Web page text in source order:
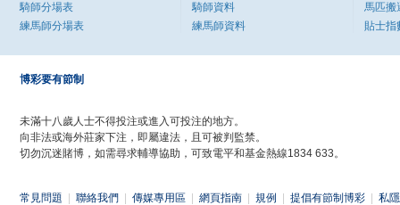
騎師分場表
練馬師分場表
騎師資料
練馬師資料
馬匹搬
貼士指
博彩要有節制
未滿十八歲人士不得投注或進入可投注的地方。
向非法或海外莊家下注，即屬違法，且可被判監禁。
切勿沉迷賭博，如需尋求輔導協助，可致電平和基金熱線1834 633。
常見問題 聯絡我們 傳媒專用區 網頁指南 規例 提倡有節制博彩 私